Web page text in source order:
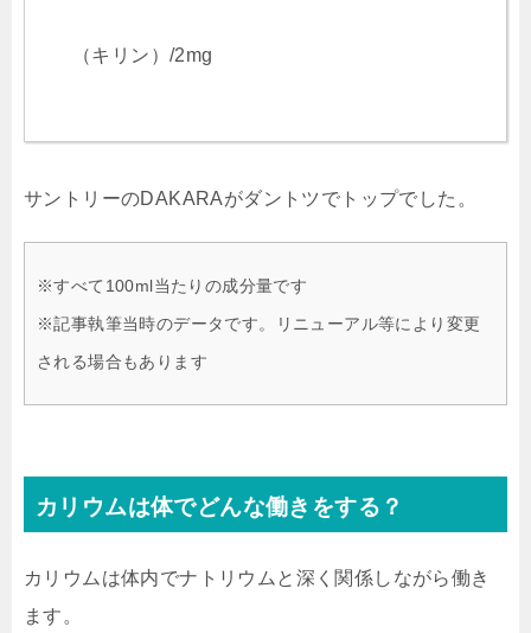
（キリン）/2mg
サントリーのDAKARAがダントツでトップでした。
※すべて100ml当たりの成分量です
※記事執筆当時のデータです。リニューアル等により変更
される場合もあります
カリウムは体でどんな働きをする？
カリウムは体内でナトリウムと深く関係しながら働き
ます。